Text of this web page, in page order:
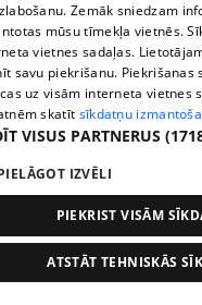
pirms 1 nedēļas, 2 dienām
Ogas un sēnes
punktos to krietni
409. epizode
Zemāk sniedzam
mūsu tīmekļa vietnēs.
vietnes sadaļas.
savu piekrišanu. Piekrišanas
uz visām interneta vietnes
skatīt sīkdatņu
VISUS PARTNERUS
IZVĒLI
PIEKRIST VISĀM
ATSTĀT TEHNISKĀS